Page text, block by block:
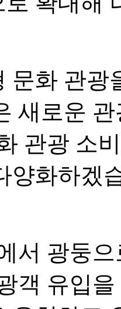
문화 관광
새로운
관광 소
양화하겠
서 광둥
객 유입